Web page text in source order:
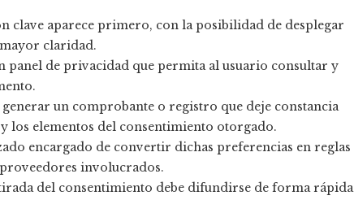
clave aparece primero, con la posibilidad de desplegar
claridad.
panel de privacidad que permita al usuario consultar y
generar un comprobante o registro que deje constancia
los elementos del consentimiento otorgado.
encargado de convertir dichas preferencias en reglas
involucrados.
del consentimiento debe difundirse de forma rápida